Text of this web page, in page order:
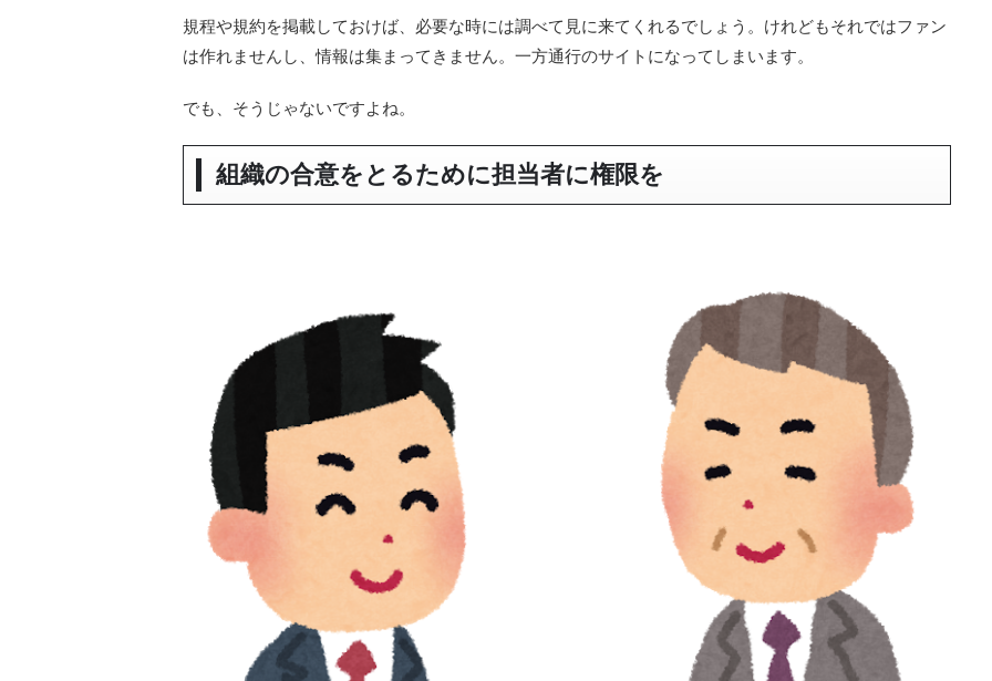
規程や規約を掲載しておけば、必要な時には調べて見に来てくれるでしょう。けれどもそれではファン
は作れませんし、情報は集まってきません。一方通行のサイトになってしまいます。
でも、そうじゃないですよね。
組織の合意をとるために担当者に権限を